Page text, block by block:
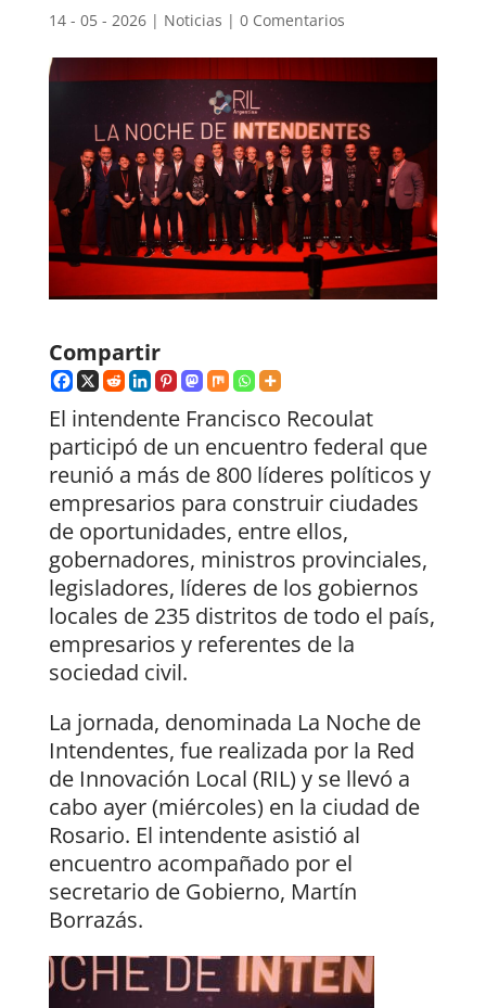
14 - 05 - 2026| Noticias | 0 Comentarios
Compartir
El intendente Francisco Recoulat
participó de un encuentro federal que
reunió a más de 800 líderes políticos y
empresarios para construir ciudades
de oportunidades, entre ellos,
gobernadores, ministros provinciales,
legisladores, líderes de los gobiernos
locales de 235 distritos de todo el país,
empresarios y referentes de la
sociedad civil.
La jornada, denominada La Noche de
Intendentes, fue realizada por la Red
de Innovación Local (RIL) y se llevó a
cabo ayer (miércoles) en la ciudad de
Rosario. El intendente asistió al
encuentro acompañado por el
secretario de Gobierno, Martín
Borrazás.